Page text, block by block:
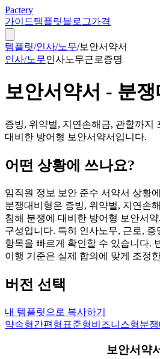
Pactery
가이드템플릿블로그가격
템플릿/인사/노무/보안서약서
인사/노무인사노무근로증명
보안서약서 - 분
증빙, 위약벌, 지연손해금, 관할까지
대비한 방어형 보안서약서입니다.
어떤 상황에 쓰나요?
임직원 정보 보안 준수 서약서 상황
분쟁대비형은 증빙, 위약벌, 지연손
침해 분쟁에 대비한 방어형 보안서
구성입니다. 특히 인사노무, 근로,
항목을 빠르게 확인할 수 있습니다.
이행 기준은 실제 합의에 맞게 조정
버전 선택
내 템플릿으로 복사하기
약속형간편형 표준형비즈니스형분
보안서약